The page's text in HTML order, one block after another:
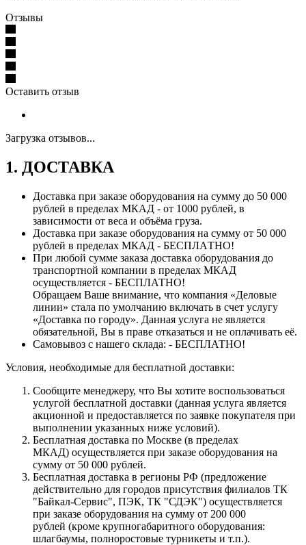
Отзывы
Оставить отзыв
Загрузка отзывов...
1. ДОСТАВКА
Доставка при заказе оборудования на сумму до 50 000
рублей в пределах МКАД - от 1000 рублей, в
зависимости от веса и объёма груза.
Доставка при заказе оборудования на сумму от 50 000
рублей в пределах МКАД - БЕСПЛАТНО!
При любой сумме заказа доставка оборудования до
транспортной компании в пределах МКАД
осуществляется - БЕСПЛАТНО!
Обращаем Ваше внимание, что компания «Деловые
линии» стала по умолчанию включать в счет услугу
«Доставка по городу». Данная услуга не является
обязательной, Вы в праве отказаться и не оплачивать её.
Самовывоз с нашего склада: - БЕСПЛАТНО!
Условия, необходимые для бесплатной доставки:
Сообщите менеджеру, что Вы хотите воспользоваться
услугой бесплатной доставки (данная услуга является
акционной и предоставляется по заявке покупателя при
выполнении указанных ниже условий).
Бесплатная доставка по Москве (в пределах
МКАД) осуществляется при заказе оборудования на
сумму от 50 000 рублей.
Бесплатная доставка в регионы РФ (предложение
действительно для городов присутствия филиалов ТК
"Байкал-Сервис", ПЭК, ТК "СДЭК") осуществляется
при заказе оборудования на сумму от 200 000
рублей (кроме крупногабаритного оборудования:
шлагбаумы, полноростовые турникеты и т.п.).